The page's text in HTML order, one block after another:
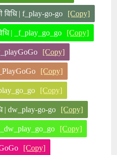
विधि | f_play-go-go [Copy]
| _f_play_go_go [Copy]
[Copy]
[Copy]
[Copy]
| dw_play-go-go [Copy]
_dw_play_go_go [Copy]
[Copy]